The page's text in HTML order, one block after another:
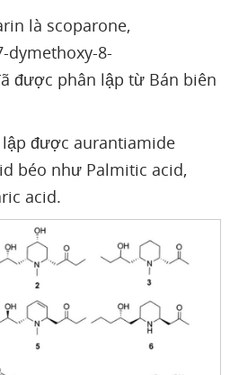
là scoparone,
dymethoxy-8-
được phân lập từ Bán biên
được aurantiamide
béo như Palmitic acid,
acid.